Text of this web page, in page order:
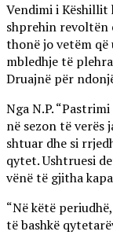
Vendimi i
shprehin revoltën
thonë jo vetëm që
mbledhje të
Druajnë për
Nga N.P.
në sezon të verës
shtuar dhe si
qytet. Ushtruesi
vënë të gjitha
“Në këtë
të bashkë